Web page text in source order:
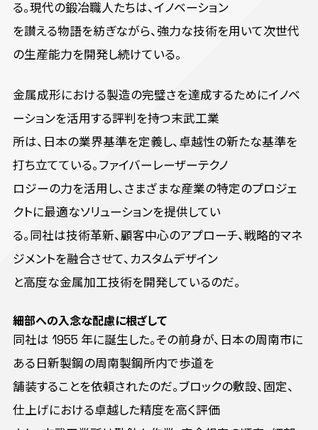
る。現代の鍛冶職人たちは、イノベーション
を讃える物語を紡ぎながら、強力な技術を用いて次世代
の生産能力を開発し続けている。
金属成形における製造の完璧さを達成するためにイノベ
ーションを活用する評判を持つ末武工業
所は、日本の業界基準を定義し、卓越性の新たな基準を
打ち立てている。ファイバーレーザーテクノ
ロジーの力を活用し、さまざまな産業の特定のプロジェ
クトに最適なソリューションを提供してい
る。同社は技術革新、顧客中心のアプローチ、戦略的マネ
ジメントを融合させて、カスタムデザイン
と高度な金属加工技術を開発しているのだ。
細部への入念な配慮に根ざして
同社は 1955 年に誕生した。その前身が、日本の周南市に
ある日新製鋼の周南製鋼所内で歩道を
舗装することを依頼されたのだ。ブロックの敷設、固定、
仕上げにおける卓越した精度を高く評価